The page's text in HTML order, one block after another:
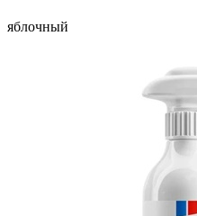
яблочный